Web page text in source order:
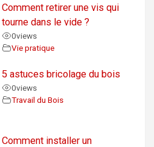
Comment retirer une vis qui
tourne dans le vide ?
0views
Vie pratique
5 astuces bricolage du bois
0views
Travail du Bois
Comment installer un